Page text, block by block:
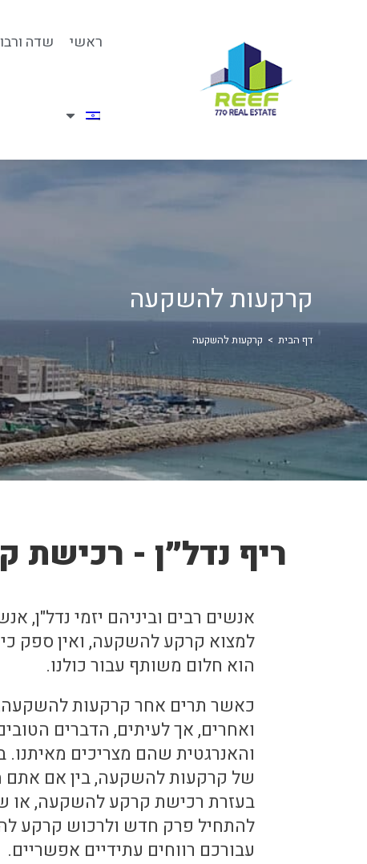
ראשי שדה
קרקעות להשקעה
דף הבית > קרקעות להשקעה
ריף נדל״ן -
אנשים רבים וביניהם יזמי נדל"ן,
למצוא קרקע להשקעה, ואין ספק
הוא חלום משותף עבור כולנו.
כאשר תרים אחר קרקעות להשקעה,
ואחרים, אך לעיתים, הדברים
והאנרגטית שהם מצריכים מאיתנו.
של קרקעות להשקעה, בין אם אתם
בעזרת רכישת קרקע להשקעה, או
להתחיל פרק חדש ולרכוש קרקע
עבורכם רווחים עתידיים אפשריים.